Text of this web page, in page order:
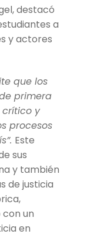
destacó
a
y actores
que los
primera
crítico y
procesos
Este
sus
y también
de justicia
un
en